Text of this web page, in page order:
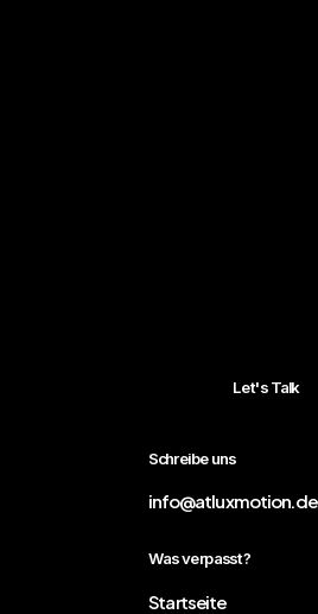
Let's Talk
Schreibe uns
info@atluxmotion.de
Was verpasst?
Startseite